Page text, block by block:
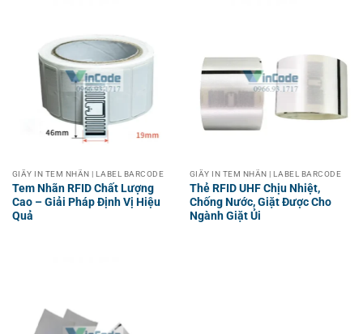
GIẤY IN TEM NHÃN | LABEL BARCODE
Tem Nhãn RFID Chất Lượng
Cao – Giải Pháp Định Vị Hiệu
Quả
GIẤY IN TEM NHÃN | LABEL BARCODE
Thẻ RFID UHF Chịu Nhiệt,
Chống Nước, Giặt Được Cho
Ngành Giặt Ủi